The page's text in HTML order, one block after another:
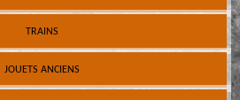
TRAINS
JOUETS ANCIENS